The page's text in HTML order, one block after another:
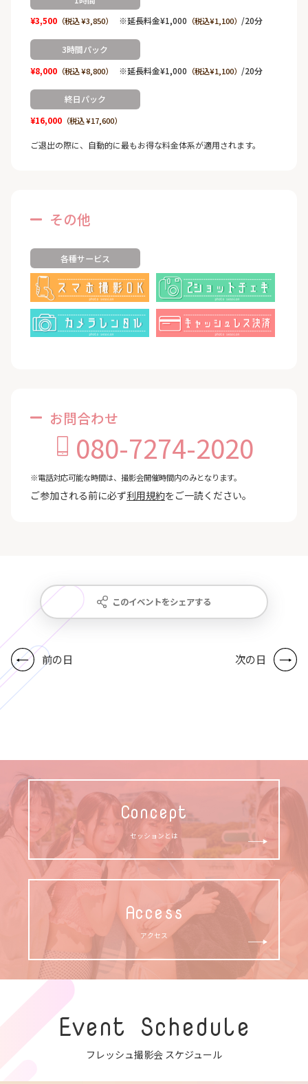
¥3,500（税込 ¥3,850） ※延長料金¥1,000 （税込¥1,100） /20分
3時間パック
¥8,000（税込 ¥8,800） ※延長料金¥1,000 （税込¥1,100） /20分
終日パック
¥16,000（税込 ¥17,600）
ご退出の際に、自動的に最もお得な料金体系が適用されます。
その他
各種サービス
お問合わせ
080-7274-2020
※電話対応可能な時間は、撮影会開催時間内のみとなります。
ご参加される前に必ず利用規約をご一読ください。
このイベントをシェアする
前の日 次の日
Concept
セッションとは
Access
アクセス
Event Schedule
フレッシュ撮影会 スケジュール